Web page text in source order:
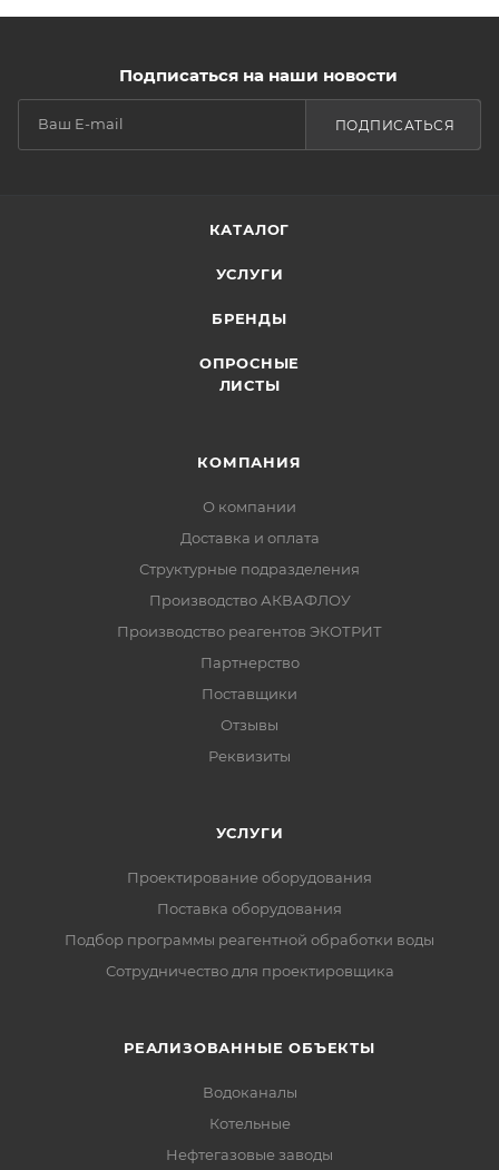
Подписаться на наши новости
ПОДПИСАТЬСЯ
КАТАЛОГ
УСЛУГИ
БРЕНДЫ
ОПРОСНЫЕ
ЛИСТЫ
КОМПАНИЯ
О компании
Доставка и оплата
Структурные подразделения
Производство АКВАФЛОУ
Производство реагентов ЭКОТРИТ
Партнерство
Поставщики
Отзывы
Реквизиты
УСЛУГИ
Проектирование оборудования
Поставка оборудования
Подбор программы реагентной обработки воды
Сотрудничество для проектировщика
РЕАЛИЗОВАННЫЕ ОБЪЕКТЫ
Водоканалы
Котельные
Нефтегазовые заводы